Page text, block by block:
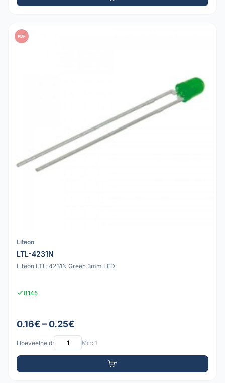
PDF
Liteon
LTL-4231N
Liteon LTL-4231N Green 3mm LED
8145
0.16€ – 0.25€
Hoeveelheid: Min: 1